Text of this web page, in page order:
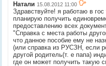
Натали 15.08.2012 11:00
Здравствуйте! я работаю в
планирую получить
предоставлению всех
"Справка с места работы
что данное пособие ему не
(или справка из РУСЗН, если
другой родитель(т. е папа)
где он может получить такую